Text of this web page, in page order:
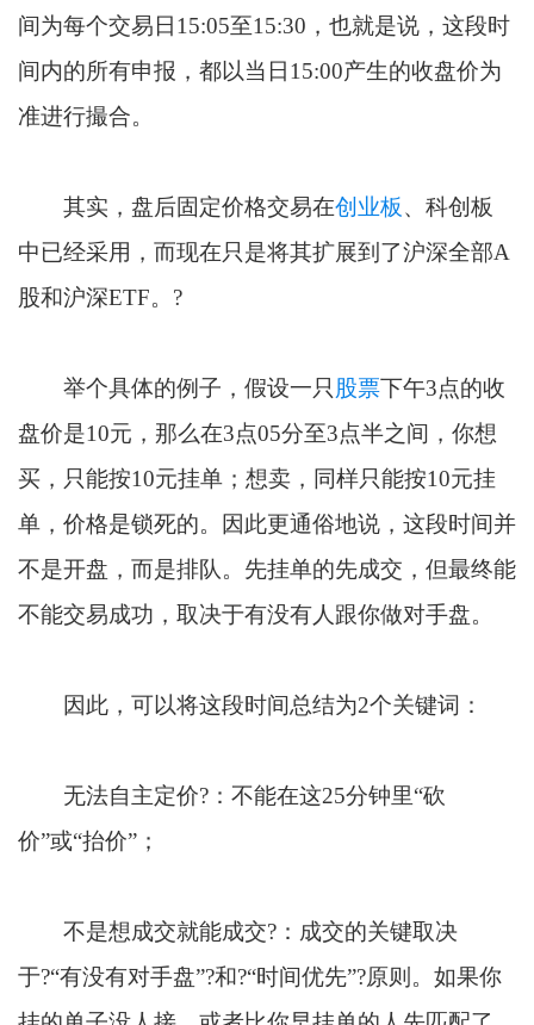
间为每个交易日15:05至15:30，也就是说，这段时
间内的所有申报，都以当日15:00产生的收盘价为
准进行撮合。
其实，盘后固定价格交易在创业板、科创板
中已经采用，而现在只是将其扩展到了沪深全部A
股和沪深ETF。?
举个具体的例子，假设一只 股票下午3点的收
盘价是10元，那么在3点05分至3点半之间，你想
买，只能按10元挂单；想卖，同样只能按10元挂
单，价格是锁死的。因此更通俗地说，这段时间并
不是开盘，而是排队。先挂单的先成交，但最终能
不能交易成功，取决于有没有人跟你做对手盘。
因此，可以将这段时间总结为2个关键词：
无法自主定价?：不能在这25分钟里“砍
价”或“抬价”；
不是想成交就能成交?：成交的关键取决
于?“有没有对手盘”?和?“时间优先”?原则。如果你